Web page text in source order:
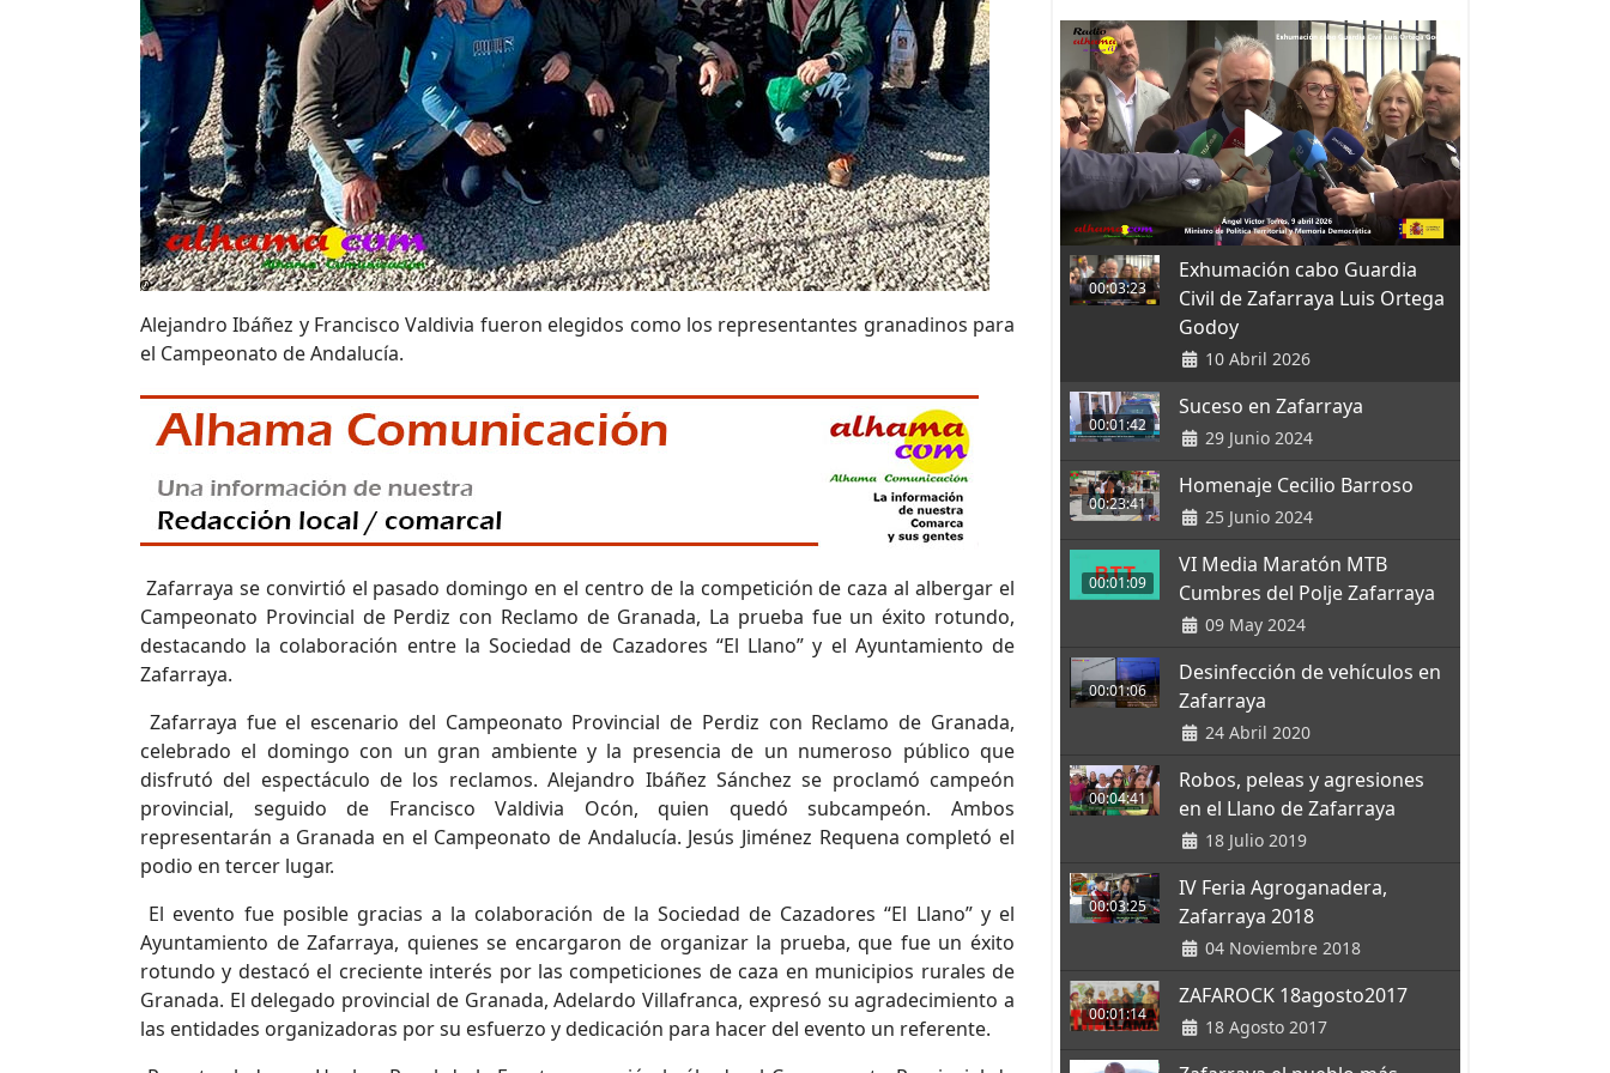
Alejandro Ibáñez y Francisco Valdivia fueron elegidos como los representantes granadinos para
el Campeonato de Andalucía.
Zafarraya se convirtió el pasado domingo en el centro de la competición de caza al albergar el
Campeonato Provincial de Perdiz con Reclamo de Granada, La prueba fue un éxito rotundo,
destacando la colaboración entre la Sociedad de Cazadores “El Llano” y el Ayuntamiento de
Zafarraya.
Zafarraya fue el escenario del Campeonato Provincial de Perdiz con Reclamo de Granada,
celebrado el domingo con un gran ambiente y la presencia de un numeroso público que
disfrutó del espectáculo de los reclamos. Alejandro Ibáñez Sánchez se proclamó campeón
provincial, seguido de Francisco Valdivia Ocón, quien quedó subcampeón. Ambos
representarán a Granada en el Campeonato de Andalucía. Jesús Jiménez Requena completó el
podio en tercer lugar.
El evento fue posible gracias a la colaboración de la Sociedad de Cazadores “El Llano” y el
Ayuntamiento de Zafarraya, quienes se encargaron de organizar la prueba, que fue un éxito
rotundo y destacó el creciente interés por las competiciones de caza en municipios rurales de
Granada. El delegado provincial de Granada, Adelardo Villafranca, expresó su agradecimiento a
las entidades organizadoras por su esfuerzo y dedicación para hacer del evento un referente.
00:03:23
Exhumación cabo Guardia
Civil de Zafarraya Luis Ortega
Godoy
10 Abril 2026
00:01:42
Suceso en Zafarraya
29 Junio 2024
00:23:41
Homenaje Cecilio Barroso
25 Junio 2024
00:01:09
VI Media Maratón MTB
Cumbres del Polje Zafarraya
09 May 2024
00:01:06
Desinfección de vehículos en
Zafarraya
24 Abril 2020
00:04:41
Robos, peleas y agresiones
en el Llano de Zafarraya
18 Julio 2019
00:03:25
IV Feria Agroganadera,
Zafarraya 2018
04 Noviembre 2018
00:01:14
ZAFAROCK 18agosto2017
18 Agosto 2017